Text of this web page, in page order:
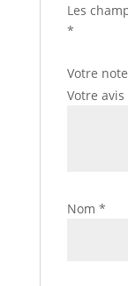
Les
*
Votre note
Votre avis
Nom *